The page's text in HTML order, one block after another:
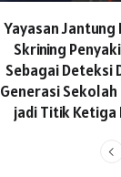
Yayasan
Skrining
Sebagai Deteksi
Generasi
jadi Titik